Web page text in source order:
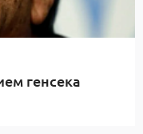
генсека